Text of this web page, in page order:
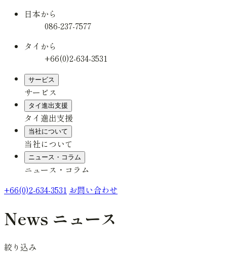
日本から
086-237-7577
タイから
+66(0)2-634-3531
サービス
サービス
タイ進出支援
タイ進出支援
当社について
当社について
ニュース・コラム
ニュース・コラム
+66(0)2-634-3531 お問い合わせ
News ニュース
絞り込み